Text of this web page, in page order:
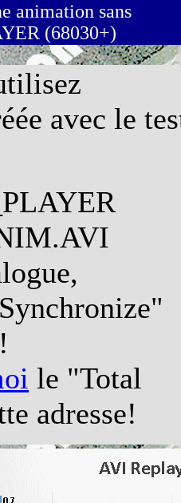
animation sans
(68030+)
avec le
le "Total
adresse!